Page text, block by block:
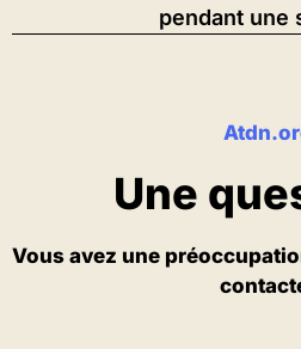
pendant une
Une
Vous avez une